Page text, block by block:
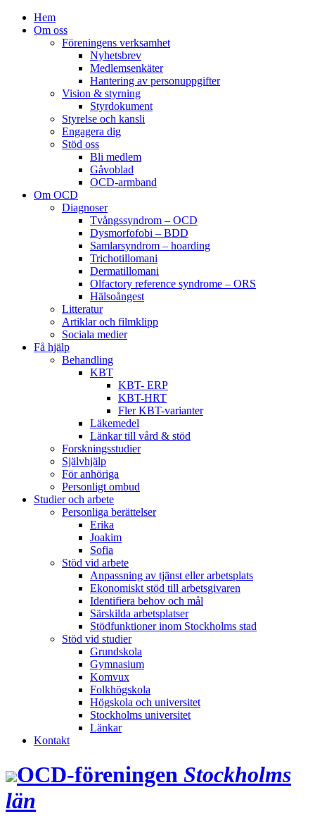
Hem
Om oss
Föreningens verksamhet
Nyhetsbrev
Medlemsenkäter
Hantering av personuppgifter
Vision & styrning
Styrdokument
Styrelse och kansli
Engagera dig
Stöd oss
Bli medlem
Gåvoblad
OCD-armband
Om OCD
Diagnoser
Tvångssyndrom – OCD
Dysmorfofobi – BDD
Samlarsyndrom – hoarding
Trichotillomani
Dermatillomani
Olfactory reference syndrome – ORS
Hälsoångest
Litteratur
Artiklar och filmklipp
Sociala medier
Få hjälp
Behandling
KBT
KBT- ERP
KBT-HRT
Fler KBT-varianter
Läkemedel
Länkar till vård & stöd
Forskningsstudier
Självhjälp
För anhöriga
Personligt ombud
Studier och arbete
Personliga berättelser
Erika
Joakim
Sofia
Stöd vid arbete
Anpassning av tjänst eller arbetsplats
Ekonomiskt stöd till arbetsgivaren
Identifiera behov och mål
Särskilda arbetsplatser
Stödfunktioner inom Stockholms stad
Stöd vid studier
Grundskola
Gymnasium
Komvux
Folkhögskola
Högskola och universitet
Stockholms universitet
Länkar
Kontakt
OCD‑föreningen Stockholms
län